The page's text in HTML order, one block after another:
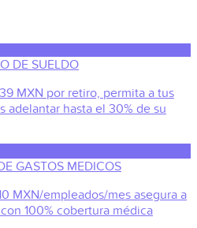
DE SUELDO
MXN por retiro, permita a tus
adelantar hasta el 30% de su
GASTOS MEDICOS
MXN/empleados/mes asegura a
100% cobertura médica